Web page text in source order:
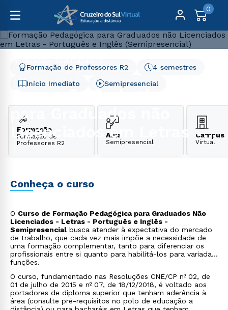
0
Formação Pedagógica para Graduados não Licenciados
em Letras - Português e Inglês (Semipresencial)
para Graduados não
Licenciados em Letras -
Português e Inglês
Início Imediato
4 semestres
Formação de Professores R2
Semipresencial
Formação
Formação de
Professores R2
Aula
Semipresencial
Campus
Virtual
Conheça o curso
O Curso de Formação Pedagógica para Graduados Não
Licenciados - Letras - Português e Inglês -
Semipresencial busca atender à expectativa do mercado
de trabalho, que cada vez mais impõe a necessidade de
uma formação complementar, tanto para diferenciar os
profissionais entre si quanto para habilitá-los para variadas
funções.
O curso, fundamentado nas Resoluções CNE/CP nº 02, de
01 de julho de 2015 e nº 07, de 18/12/2018, é voltado aos
portadores de diploma superior que tenham aderência à
área (consulte pré-requisitos no polo de educação a